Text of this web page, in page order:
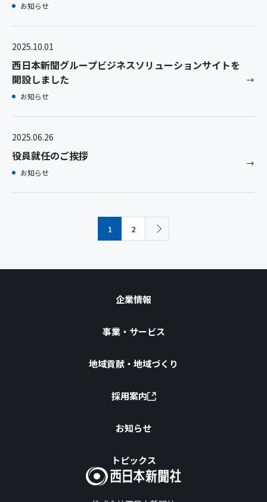
お知らせ
2025.10.01
西日本新聞グループビジネスソリューションサイトを
開設しました
お知らせ
2025.06.26
役員就任のご挨拶
お知らせ
1 2
企業情報
事業・サービス
地域貢献・地域づくり
採用案内
お知らせ
トピックス